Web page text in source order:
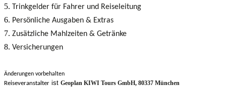
Trinkgelder für Fahrer und Reiseleitung
Persönliche Ausgaben & Extras
Zusätzliche Mahlzeiten & Getränke
Versicherungen
Änderungen vorbehalten
Reiseveranstalter ist Geoplan KIWI Tours GmbH, 80337 München